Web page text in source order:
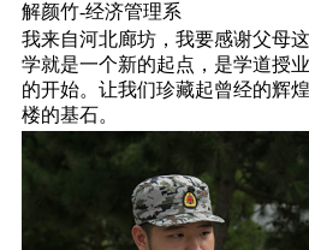
解颜竹-经济管理系
我来自河北廊坊，我要感谢父母
学就是一个新的起点，是学道授
的开始。让我们珍藏起曾经的辉
楼的基石。